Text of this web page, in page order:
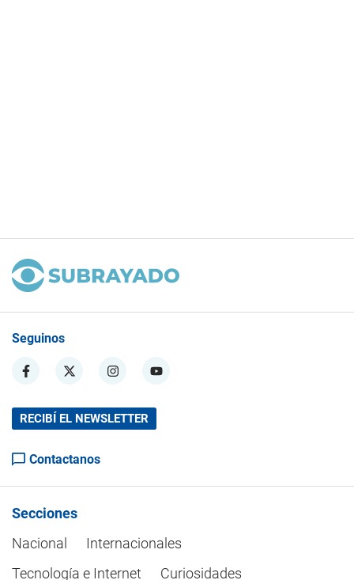
Seguinos
RECIBÍ EL NEWSLETTER
Contactanos
Secciones
Nacional
Internacionales
Tecnología e Internet
Curiosidades